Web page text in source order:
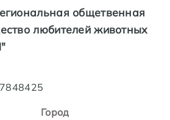
общетвенная
любителей животных
Город